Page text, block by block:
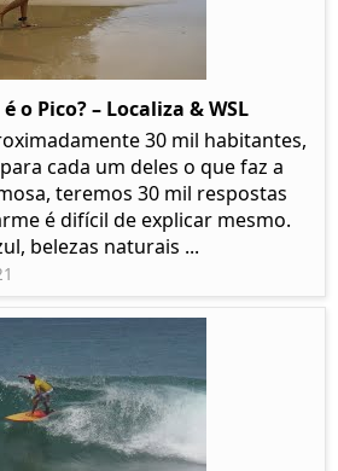
o Pico? – Localiza & WSL​​
30 mil habitantes,
cada um deles o que faz a
teremos 30 mil respostas
é difícil de explicar mesmo.
belezas naturais ...